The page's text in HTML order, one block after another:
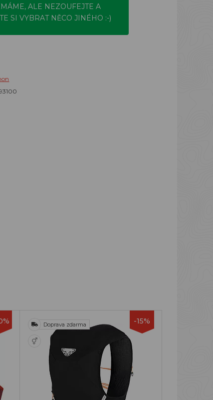
ALE NEZOUFEJTE A
SI VYBRAT NĚCO JINÉHO :-)
-15%
Doprava zdarma